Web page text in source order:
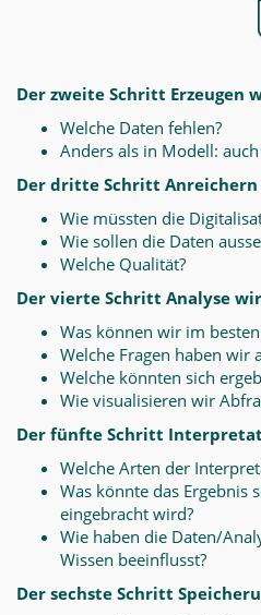
Der zweite Schritt Erzeugen
Welche Daten fehlen?
Anders als in Modell:
Der dritte Schritt
Wie müssten die
Wie sollen die Daten
Welche Qualität?
Der vierte Schritt Analyse
Was können wir im
Welche Fragen haben wir
Welche könnten sich
Wie visualisieren wir
Der fünfte Schritt
Welche Arten der
Was könnte das Ergebnis
eingebracht wird?
Wie haben die Daten/
Wissen beeinflusst?
Der sechste Schritt